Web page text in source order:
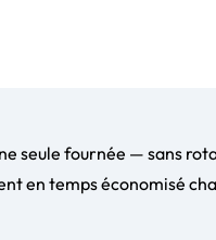
seule fournée — sans
en temps économisé